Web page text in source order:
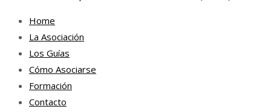
Home
La Asociación
Los Guías
Cómo Asociarse
Formación
Contacto